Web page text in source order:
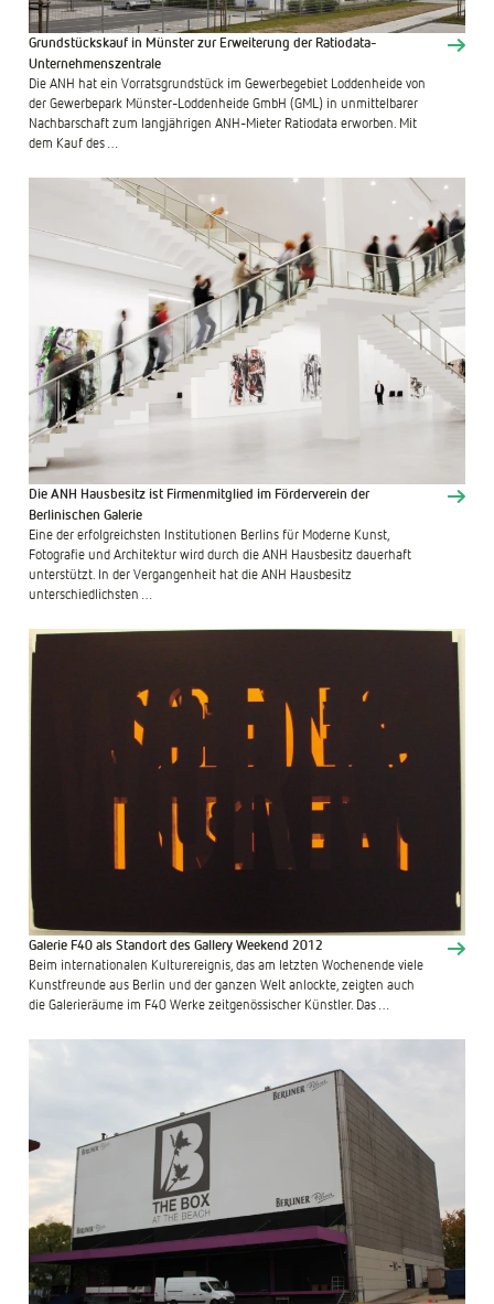
Grundstückskauf in Münster zur Erweiterung der Ratiodata-
Unternehmenszentrale
Die ANH hat ein Vorratsgrundstück im Gewerbegebiet Loddenheide von
der Gewerbepark Münster-Loddenheide GmbH (GML) in unmittelbarer
Nachbarschaft zum langjährigen ANH-Mieter Ratiodata erworben. Mit
dem Kauf des …
Die ANH Hausbesitz ist Firmenmitglied im Förderverein der
Berlinischen Galerie
Eine der erfolgreichsten Institutionen Berlins für Moderne Kunst,
Fotografie und Architektur wird durch die ANH Hausbesitz dauerhaft
unterstützt. In der Vergangenheit hat die ANH Hausbesitz
unterschiedlichsten …
Galerie F40 als Standort des Gallery Weekend 2012
Beim internationalen Kulturereignis, das am letzten Wochenende viele
Kunstfreunde aus Berlin und der ganzen Welt anlockte, zeigten auch
die Galerieräume im F40 Werke zeitgenössischer Künstler. Das …